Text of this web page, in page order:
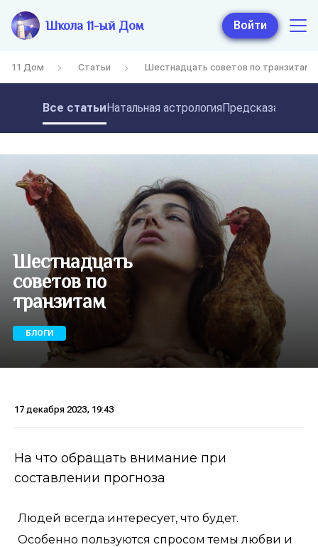
Школа 11-ый Дом Войти
11 Дом Статьи Шестнадцать советов по транзитам
Все статьиНатальная астрология
Шестнадцать
советов по
транзитам
БЛОГИ
17 декабря 2023, 19:43
На что обращать внимание при
составлении прогноза
Людей всегда интересует, что будет.
Особенно пользуются спросом темы любви и